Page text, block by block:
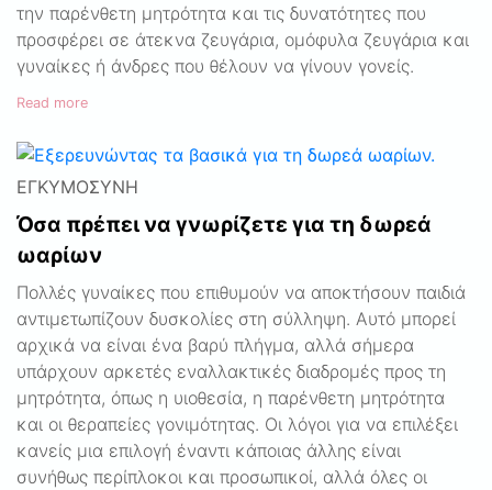
την παρένθετη μητρότητα και τις δυνατότητες που
προσφέρει σε άτεκνα ζευγάρια, ομόφυλα ζευγάρια και
γυναίκες ή άνδρες που θέλουν να γίνουν γονείς.
Read more
ΕΓΚΥΜΟΣΎΝΗ
Όσα πρέπει να γνωρίζετε για τη δωρεά
ωαρίων
Πολλές γυναίκες που επιθυμούν να αποκτήσουν παιδιά
αντιμετωπίζουν δυσκολίες στη σύλληψη. Αυτό μπορεί
αρχικά να είναι ένα βαρύ πλήγμα, αλλά σήμερα
υπάρχουν αρκετές εναλλακτικές διαδρομές προς τη
μητρότητα, όπως η υιοθεσία, η παρένθετη μητρότητα
και οι θεραπείες γονιμότητας. Οι λόγοι για να επιλέξει
κανείς μια επιλογή έναντι κάποιας άλλης είναι
συνήθως περίπλοκοι και προσωπικοί, αλλά όλες οι